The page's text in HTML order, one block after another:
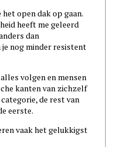
open dak op gaan.
heeft me geleerd
dan
nog minder resistent
volgen en mensen
kanten van zichzelf
de rest van
eerste.
vaak het gelukkigst